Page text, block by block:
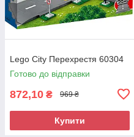
Lego City Перехрестя 60304
Готово до відправки
872,10 ₴ 969 ₴
Купити